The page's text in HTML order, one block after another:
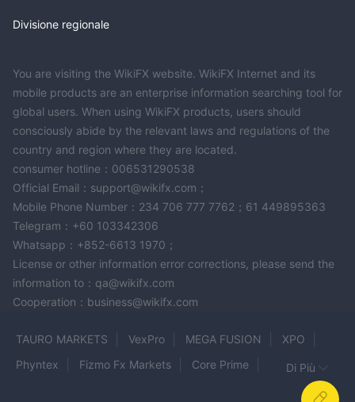
Divisione regionale
You are visiting the WikiFX website. WikiFX Internet and its
mobile products are an enterprise information searching tool for
global users. When using WikiFX products, users should
consciously abide by the relevant laws and regulations of the
country and region where they are located.
consumer hotline：006531290538
Official Email：support@wikifx.com；
Mobile Phone Number：234 706 777 7762；61 449895363
Telegram：+60 103342306
Whatsapp：+852-6613 1970；
License or other information error corrections, please send the
information to：qa@wikifx.com
Cooperation：business@wikifx.com
TAURO MARKETS VexPro MEGA FUSION
XPO
Phyntex
Fizmo Fx Markets
Core Prime
Di Più